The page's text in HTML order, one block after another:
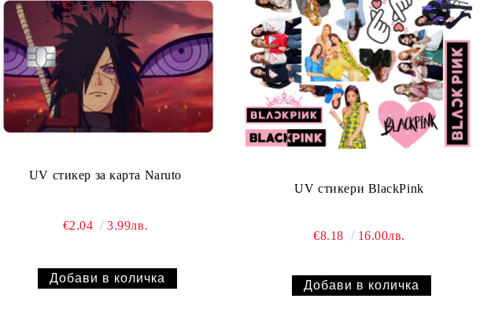
UV стикер за карта Naruto
€2.04 3.99лв.
UV стикери BlackPink
€8.18 16.00лв.